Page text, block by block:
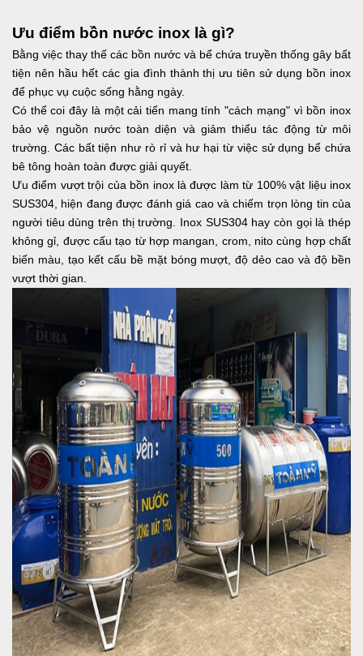
Ưu điểm bồn nước inox là gì?
Bằng việc thay thế các bồn nước và bể chứa truyền thống gây bất
tiện nên hầu hết các gia đình thành thị ưu tiên sử dụng bồn inox
để phục vụ cuộc sống hằng ngày.
Có thể coi đây là một cải tiến mang tính "cách mạng" vì bồn inox
bảo vệ nguồn nước toàn diện và giảm thiểu tác động từ môi
trường. Các bất tiện như rò rỉ và hư hại từ việc sử dụng bể chứa
bê tông hoàn toàn được giải quyết.
Ưu điểm vượt trội của bồn inox là được làm từ 100% vật liệu inox
SUS304, hiện đang được đánh giá cao và chiếm trọn lòng tin của
người tiêu dùng trên thị trường. Inox SUS304 hay còn gọi là thép
không gỉ, được cấu tạo từ hợp mangan, crom, nito cùng hợp chất
biến màu, tạo kết cấu bề mặt bóng mượt, độ dẻo cao và độ bền
vượt thời gian.